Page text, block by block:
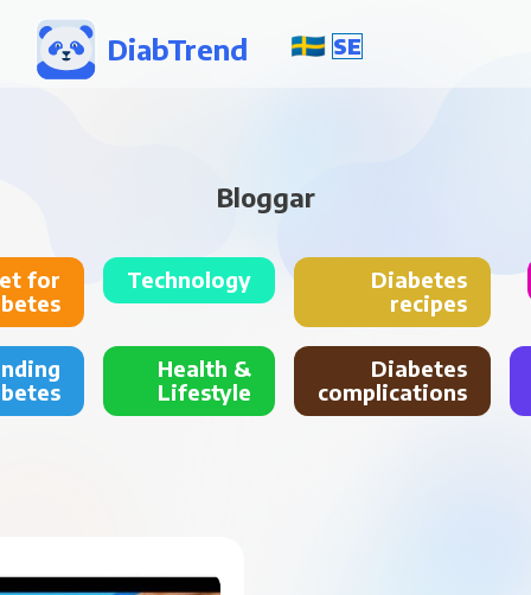
DiabTrend SE
Bloggar
for
Technology
Diabetes
recipes
Health &
Lifestyle
Diabetes
complications